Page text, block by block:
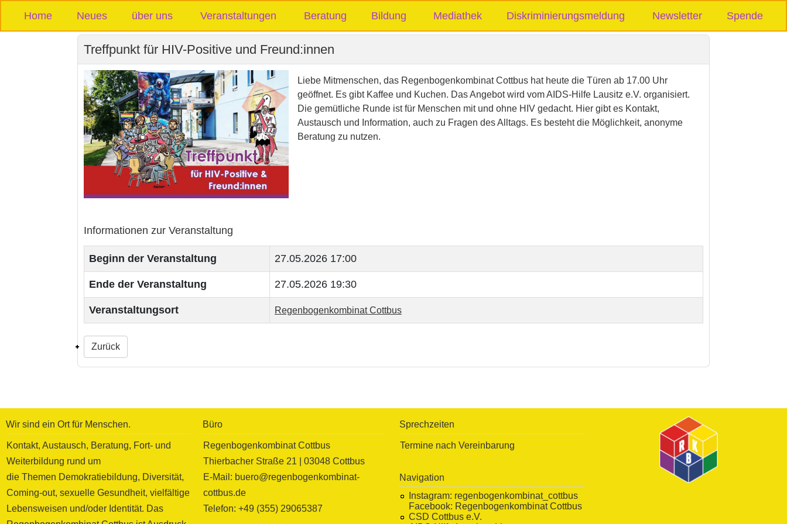
Home Neues über uns Veranstaltungen Beratung Bildung Mediathek Diskriminierungsmeldung Newsletter Spende
Treffpunkt für HIV-Positive und Freund:innen
Liebe Mitmenschen, das Regenbogenkombinat Cottbus hat heute die Türen ab 17.00 Uhr
geöffnet. Es gibt Kaffee und Kuchen. Das Angebot wird vom AIDS-Hilfe Lausitz e.V. organisiert.
Die gemütliche Runde ist für Menschen mit und ohne HIV gedacht. Hier gibt es Kontakt,
Austausch und Information, auch zu Fragen des Alltags. Es besteht die Möglichkeit, anonyme
Beratung zu nutzen.
Informationen zur Veranstaltung
Beginn der Veranstaltung 27.05.2026 17:00
Ende der Veranstaltung 27.05.2026 19:30
Veranstaltungsort Regenbogenkombinat Cottbus
Zurück
Wir sind ein Ort für Menschen.
Kontakt, Austausch, Beratung, Fort- und
Weiterbildung rund um
die Themen Demokratiebildung, Diversität,
Coming-out, sexuelle Gesundheit, vielfältige
Lebensweisen und/oder Identität. Das
Büro
Regenbogenkombinat Cottbus
Thierbacher Straße 21 | 03048 Cottbus
E-Mail: buero@regenbogenkombinat-
cottbus.de
Telefon: +49 (355) 29065387
Sprechzeiten
Termine nach Vereinbarung
Navigation
Instagram: regenbogenkombinat_cottbus
Facebook: Regenbogenkombinat Cottbus
CSD Cottbus e.V.